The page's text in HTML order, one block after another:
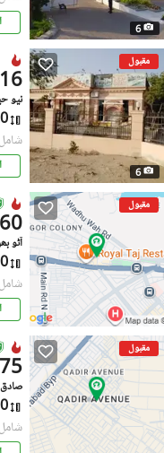
6
مقبول
6
16 لاکھ
نیو
شامل
مقبول
60 کروڑ
آٹو
شامل
مقبول
صادق
شامل